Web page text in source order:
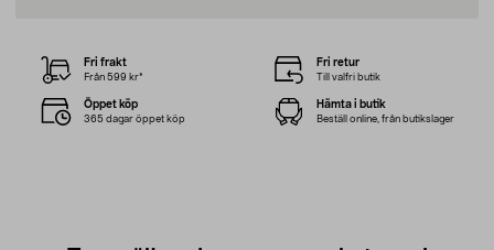
Fri frakt
Från 599 kr*
Fri retur
Till valfri butik
Öppet köp
365 dagar öppet köp
Hämta i butik
Beställ online, från butikslager